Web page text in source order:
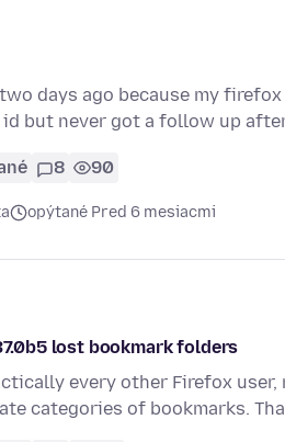
days ago because my
but never got a follow up
8 90
opýtané Pred 6 mesiacmi
lost bookmark folders
every other Firefox
categories of bookmarks.